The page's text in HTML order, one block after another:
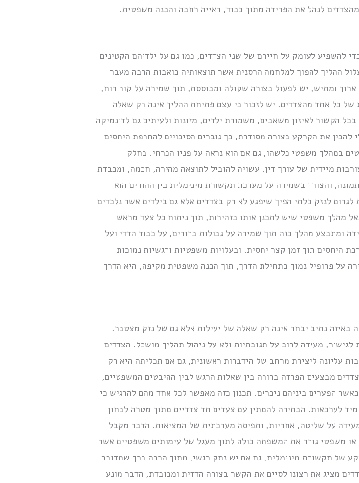
לנהל את הפרידה מתוך כבוד, ראייה רחבה והבנה משפטית.
להשפיע לעומק על חייהם של שני הצדדים, כמו גם על ילדיהם הקטינים
ההליך להפוך למלחמה הרסנית אשר תוצאותיה כואבות הרבה מעבר
ומתיש, יש לפעול בצורה שקולה ומבוססת, תוך שמירה על קור רוח,
של כל אחד מהצדדים. יש לזכור כי עצם פתיחת ההליך אינה רק שאלה
הקשור לאיזון משאבים, משמורת ילדים, מזונות ולעיתים גם לדינמיקה
את הקרקע בצורה מסודרת, כך גוברים הסיכויים להחרפת היחסים
במהלך משפטי כלשהו, גם אם הוא נראה על פניו הכרחי. בחלק
מיידית של עורך דין, עשויה להוביל לתוצאה מהירה, חכמה, ומכבדת
והצורך בשמירה על מערכת תקשורת מינימלית בין ההורים הוא
לנזק בלתי הפיך שיפגע לא רק בצדדים אלא גם בילדים אשר נלכדים
מהלך משפטי שיש לתכנן אותו בזהירות, תוך ניתוח כל צעד מראש
ומתבצע מהלך כזה תוך שמירה על גבולות ברורים, על כבוד הדדי ועל
היחסים תוך זמן קצר יחסית, ובעלויות משפטיות ורגשיות נמוכות
על פרופיל נמוך בתחילת הדרך, תוך הכנה משפטית מקיפה, היא הדרך
באיזה נתיב יבחר אינה רק שאלה של יעילות אלא גם של נזק מצטבר.
מעידה לרוב על תגובתיות ולא על ניהול תהליך מושכל. הצדדים
עליונה ליצירת מרחב של הידברות ראשונית, גם אם תכליתה היא רק
מבצעים הפרדה ברורה בין שאלות הרגש לבין ההיבטים המשפטיים,
הפערים ביניהם ניכרים. תכנון כזה מאפשר לכל אחד מהם להרגיש כי
לערכאות. הבחירה להמתין עם צעדים חד צדדיים מתוך מטרה לבחון
על שליטה, אחריות, ותפיסה מערכתית של המציאות. הדבר מקבל
משפטי גורר את המשפחה כולה לתוך מעגל של עימותים משפטיים אשר
של תקשורת מינימלית, גם אם יש נתק רגשי, מתוך הכרה בכך שמדובר
מציג את רצונו לסיים את הקשר בצורה הדדית ומכובדת, הדבר מונע